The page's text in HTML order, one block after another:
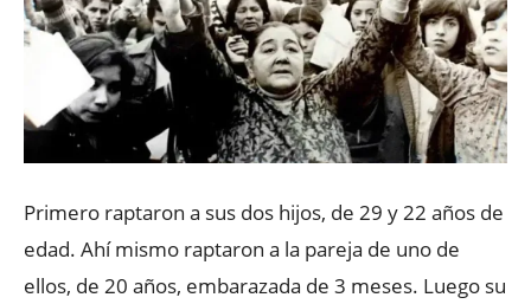
Primero raptaron a sus dos hijos, de 29 y 22 años de
edad. Ahí mismo raptaron a la pareja de uno de
ellos, de 20 años, embarazada de 3 meses. Luego su